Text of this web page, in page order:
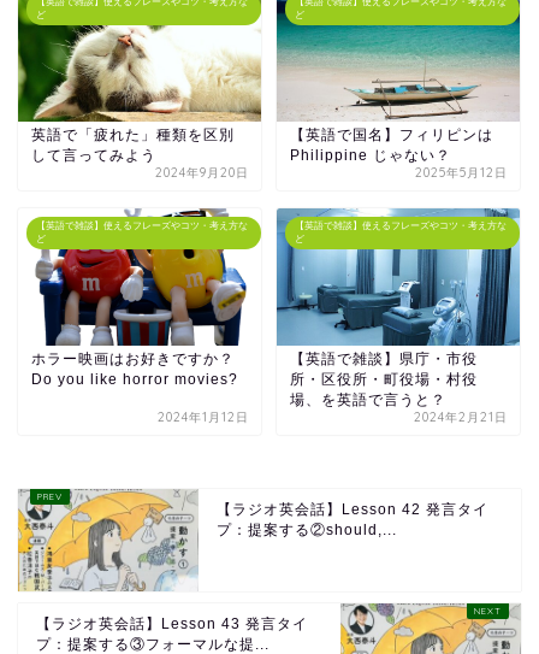
ど
英語で「疲れた」種類を区別
して言ってみよう
2024年9月20日
ど
【英語で国名】フィリピンは
Philippine じゃない？
2025年5月12日
【英語で雑談】使えるフレーズやコツ・考え方な
ど
ホラー映画はお好きですか？
Do you like horror movies?
2024年1月12日
【英語で雑談】使えるフレーズやコツ・考え方な
ど
【英語で雑談】県庁・市役
所・区役所・町役場・村役
場、を英語で言うと？
2024年2月21日
【ラジオ英会話】Lesson 42 発言タイ
プ：提案する②should,...
【ラジオ英会話】Lesson 43 発言タイ
プ：提案する③フォーマルな提...